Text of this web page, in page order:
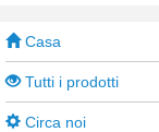
Casa
Tutti i prodotti
Circa noi